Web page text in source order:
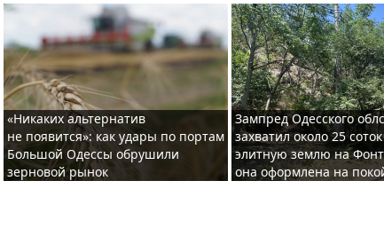
«Никаких альтернатив
не появится»: как удары по портам
Большой Одессы обрушили
зерновой рынок
Зампред Одесского
захватил около 25
элитную землю на
она оформлена на